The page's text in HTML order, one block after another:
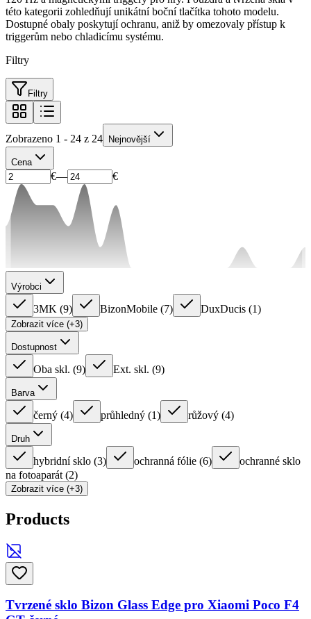
této kategorii zohledňují unikátní boční tlačítka tohoto modelu.
Dostupné obaly poskytují ochranu, aniž by omezovaly přístup k
triggerům nebo chladicímu systému.
Filtry
Filtry
Zobrazeno 1 - 24 z 24 Nejnovější
Cena
€— €
Výrobci
3MK (9) BizonMobile (7) DuxDucis (1)
Zobrazit více (+3)
Dostupnost
Oba skl. (9) Ext. skl. (9)
Barva
černý (4) průhledný (1) růžový (4)
Druh
hybridní sklo (3) ochranná fólie (6)
ochranné sklo
na fotoaparát (2)
Zobrazit více (+3)
Products
Tvrzené sklo Bizon Glass Edge pro Xiaomi Poco F4